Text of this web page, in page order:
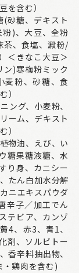
を含む）
(砂糖、デキスト
)、大豆、全粉
茶、食塩、澱粉/
＜きなこ大豆＞
)寒梅粉ミック
麦粉、砂糖、食
）
ング、小麦粉、
ーム、デキスト
）
物油、えび、い
糖果糖液糖、水
り身、カニシー
たん白加水分解
ニエキスパウダ
辛子／加工でん
テビア、カンゾ
4、赤3、青1、
剤、ソルビトー
香辛料抽出物、
鶏肉を含む)